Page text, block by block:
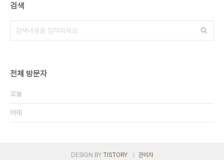
검색
전체 방문자
오늘
어제
DESIGN BY TISTORY 관리자